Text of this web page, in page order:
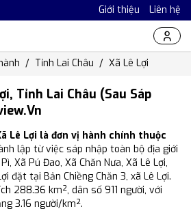
Giới thiệu Liên hệ
Tỉnh Lai Châu Xã Lê Lợi
Tỉnh Lai Châu (Sau Sáp
Lê Lợi là đơn vị hành chính thuộc
lập từ việc sáp nhập toàn bộ địa giới
Xã Pú Đao, Xã Chăn Nưa, Xã Lê Lợi,
đặt tại Bản Chiềng Chăn 3, xã Lê Lợi.
288.36 km², dân số 911 người, với
3.16 người/km².